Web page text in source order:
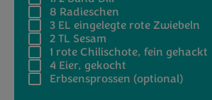
8 Radieschen
3 EL eingelegte rote Zwiebeln
2 TL Sesam
1 rote Chilischote, fein gehackt
4 Eier, gekocht
Erbsensprossen (optional)